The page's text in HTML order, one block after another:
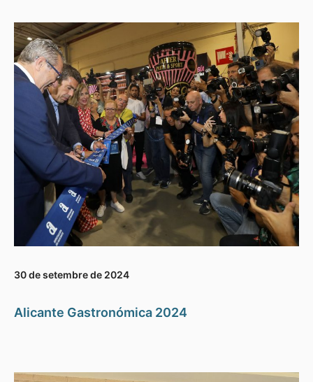
30 de setembre de 2024
Alicante Gastronómica 2024